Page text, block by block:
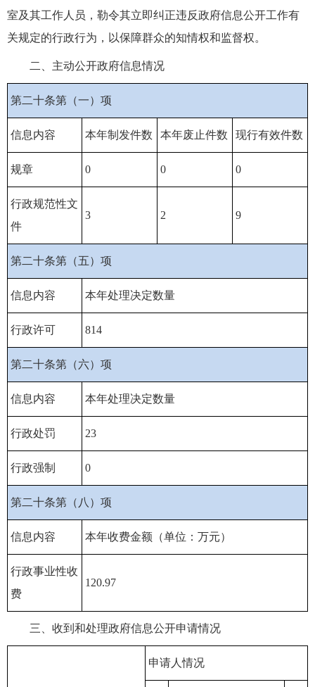
室及其工作人员，勒令其立即纠正违反政府信息公开工作有
关规定的行政行为，以保障群众的知情权和监督权。
二、主动公开政府信息情况
第二十条第（一）项
信息内容 本年制发件数 本年废止件数 现行有效件数
规章 0 0 0
行政规范性文
件
3 2 9
第二十条第（五）项
信息内容 本年处理决定数量
行政许可 814
第二十条第（六）项
信息内容 本年处理决定数量
行政处罚 23
行政强制 0
第二十条第（八）项
信息内容 本年收费金额（单位：万元）
行政事业性收
费
120.97
三、收到和处理政府信息公开申请情况
申请人情况